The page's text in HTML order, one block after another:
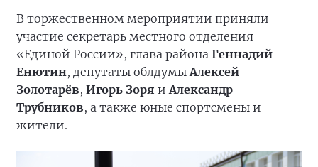
В торжественном мероприятии приняли
участие секретарь местного отделения
«Единой России», глава района Геннадий
Енютин, депутаты облдумыАлексей
Золотарёв, Игорь Зоря иАлександр
Трубников, а также юные спортсмены и
жители.